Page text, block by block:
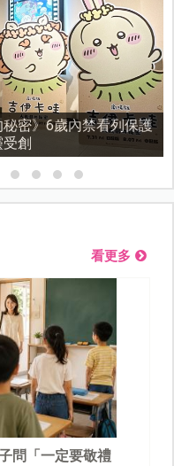
密》6歲內禁看列保護
創
看更多
問「一定要敬禮